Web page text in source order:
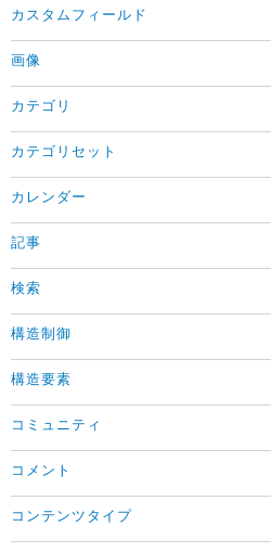
カスタムフィールド
画像
カテゴリ
カテゴリセット
カレンダー
記事
検索
構造制御
構造要素
コミュニティ
コメント
コンテンツタイプ